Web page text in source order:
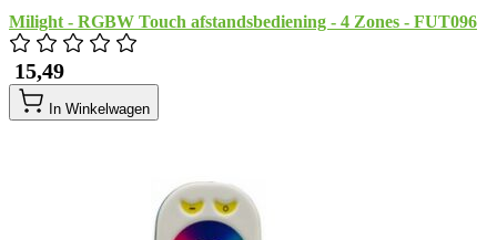
Milight - RGBW Touch afstandsbediening - 4 Zones - FUT096
​ 15,49
In Winkelwagen